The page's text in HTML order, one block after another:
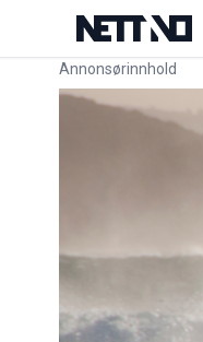
Annonsørinnhold
Link for annonse